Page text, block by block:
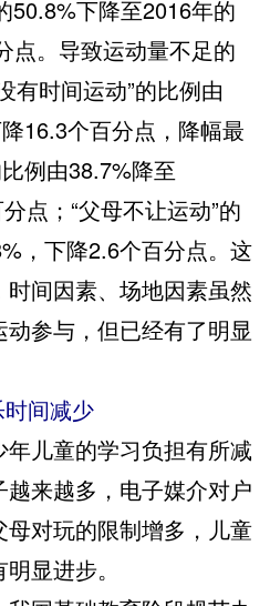
50.8%下降至2016年的
点。导致运动量不足的
有时间运动”的比例由
16.3个百分点，降幅最
例由38.7%降至
点；“父母不让运动”的
，下降2.6个百分点。这
间因素、场地因素虽然
参与，但已经有了明显
间减少
儿童的学习负担有所减
来越多，电子媒介对户
对玩的限制增多，儿童
显进步。